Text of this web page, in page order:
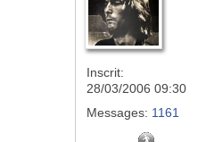
Inscrit:
28/03/2006 09:30
Messages: 1161